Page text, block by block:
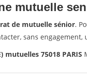
mutuelle
de mutuelle sénior.
sans
mutuelles 75018 PARIS